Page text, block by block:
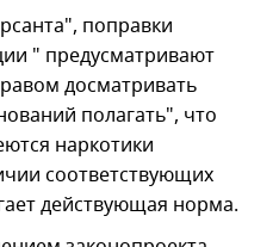
поправки
" предусматривают
досматривать
полагать", что
наркотики
соответствующих
действующая норма.